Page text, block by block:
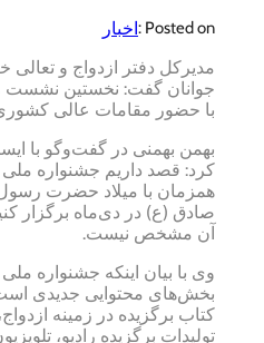
Posted on : اخبار
مدیرکل دفتر ازدواج و
جوانان گفت: نخستین نشست
با حضور مقامات عالی
بهمن بهمنی در گفت‌وگو با
کرد: قصد داریم جشنواره ملی
همزمان با میلاد حضرت
صادق (ع) در دی‌ماه برگزار
آن مشخص نیست.
وی با بیان اینکه جشنواره
بخش‌های محتوایی جدیدی
کتاب برگزیده در زمینه
تولیدات برگزیده رادیو،